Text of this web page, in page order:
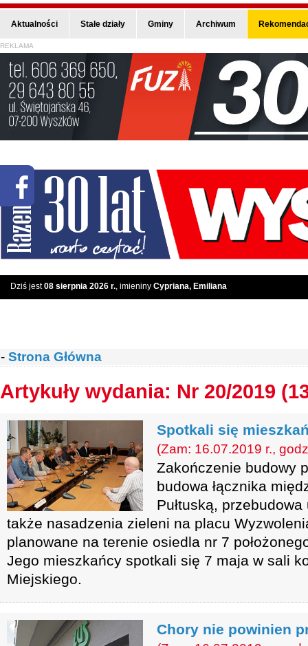
Aktualności Stałe działy Gminy Archiwum
REKLAMA
Dziś jest08 sierpnia 2026 r., imieniny Cypriana, Emiliana
- Strona Główna
Artykuły wydania: Nr 20/2019
Spotkali się
(Zam: 16.07.2019 r.,
Zakończenie budowy
budowa łącznika
Pułtuską,
także nasadzenia zieleni na placu
planowane na terenie osiedla nr 7
Jego mieszkańcy spotkali się 7 maja w sali
Miejskiego.
Chory nie powinien